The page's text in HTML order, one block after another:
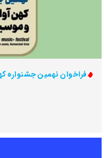
فراخوان نهمین جشنواره